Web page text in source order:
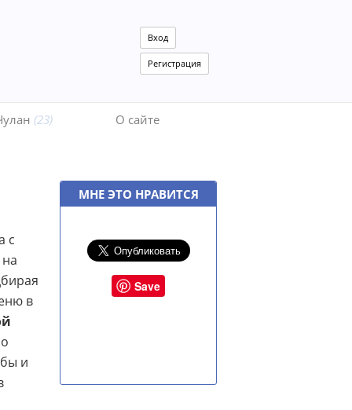
Вход
Регистрация
(23) О сайте
с
в
и
МНЕ ЭТО НРАВИТСЯ
Save